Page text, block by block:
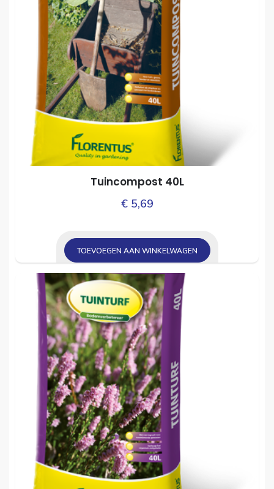
Tuincompost 40L
€5,69
TOEVOEGEN AAN WINKELWAGEN